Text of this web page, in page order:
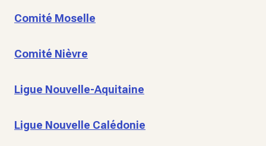
Comité Moselle
Comité Nièvre
Ligue Nouvelle-Aquitaine
Ligue Nouvelle Calédonie